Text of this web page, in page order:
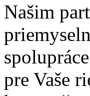
Našim
pre Vaše